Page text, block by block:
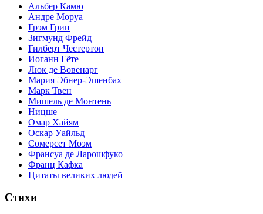
Альбер Камю
Андре Моруа
Грэм Грин
Зигмунд Фрейд
Гилберт Честертон
Иоганн Гёте
Люк де Вовенарг
Мария Эбнер-Эшенбах
Марк Твен
Мишель де Монтень
Ницше
Омар Хайям
Оскар Уайльд
Сомерсет Моэм
Франсуa де Ларошфуко
Франц Кафка
Цитаты великих людей
Стихи